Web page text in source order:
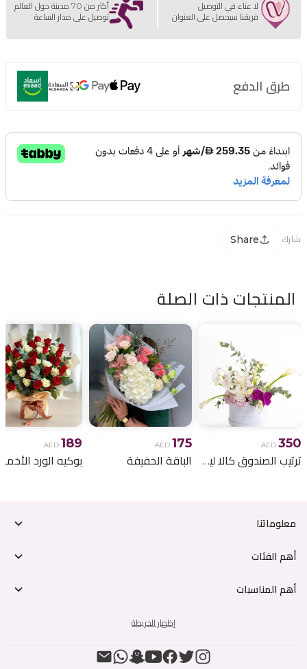
لا عناء في التوصيل
فريقنا سيحصل على العنوان
أكثر من 70 مدينة حول العالم
توصيل على مدار الساعة
طرق الدفع
شارك Share
المنتجات ذات الصلة
AED 350
ترتيب الصندوق كالا ليلي
AED 175
الباقة الخفيفة
AED 189
معلوماتنا
أهم الفئات
أهم المناسبات
إظهار الخريطة